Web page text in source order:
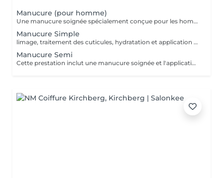
Manucure (pour homme)
Une manucure soignée spécialement conçue pour les hommes. Nettoyage des cuticules, limage des ongles, hydratation des mains, et finition naturelle. Idéal pour une apparence propre et professionnelle.
Manucure Simple
limage, traitement des cuticules, hydratation et application d'un vernis transparent ou coloré classique. Parfait pour un entretien régulier.
Manucure Semi
Cette prestation inclut une manucure soignée et l'application d'un vernis semi-permanent de la couleur de votre choix.